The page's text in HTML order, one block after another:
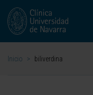
Inicio > biliverdina